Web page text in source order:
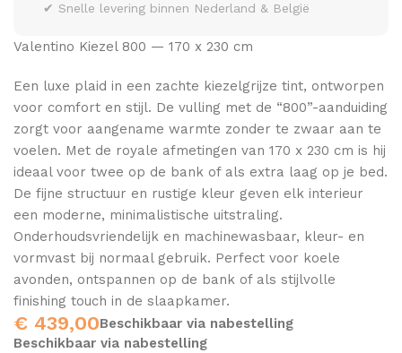
✔ Snelle levering binnen Nederland & België
Valentino Kiezel 800 — 170 x 230 cm
Een luxe plaid in een zachte kiezelgrijze tint, ontworpen
voor comfort en stijl. De vulling met de “800”-aanduiding
zorgt voor aangename warmte zonder te zwaar aan te
voelen. Met de royale afmetingen van 170 x 230 cm is hij
ideaal voor twee op de bank of als extra laag op je bed.
De fijne structuur en rustige kleur geven elk interieur
een moderne, minimalistische uitstraling.
Onderhoudsvriendelijk en machinewasbaar, kleur- en
vormvast bij normaal gebruik. Perfect voor koele
avonden, ontspannen op de bank of als stijlvolle
finishing touch in de slaapkamer.
€ 439,00Beschikbaar via nabestelling
Beschikbaar via nabestelling